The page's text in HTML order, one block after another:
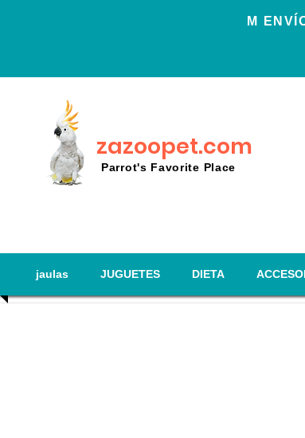
Μ
zazoopet.com
Parrot's Favorite Place
jaulas JUGUETES DIETA